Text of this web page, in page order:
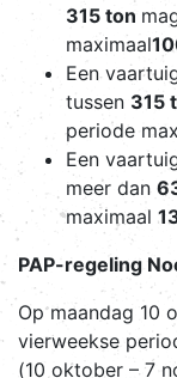
315 ton
maximaal
Een
tussen 315
periode
Een
meer dan
maximaal
PAP-regeling
Op maandag 10
vierweekse
(10 oktober – 7